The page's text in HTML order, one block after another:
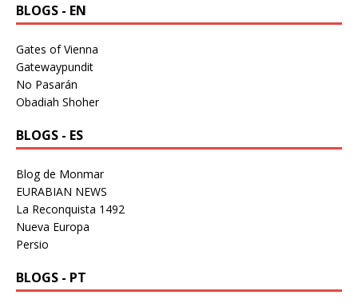
BLOGS - EN
Gates of Vienna
Gatewaypundit
No Pasarán
Obadiah Shoher
BLOGS - ES
Blog de Monmar
EURABIAN NEWS
La Reconquista 1492
Nueva Europa
Persio
BLOGS - PT